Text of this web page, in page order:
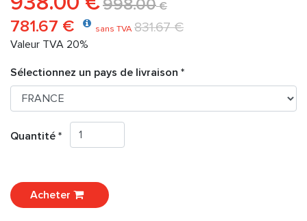
998.00€
781.67 € sans TVA 831.67 €
Valeur TVA 20%
Sélectionnez un pays de livraison *
Quantité *
Acheter